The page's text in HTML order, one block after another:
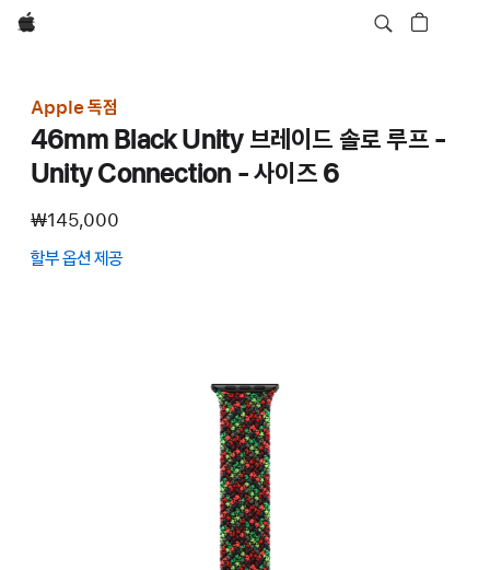
Apple
Apple 독점
46mm Black Unity 브레이드 솔로 루프 -
Unity Connection - 사이즈 6
₩145,000
할부 옵션 제공